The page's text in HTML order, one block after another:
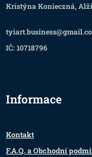
Kristýna Konieczná,
IČ: 10718796
Informace
Kontakt
F.A.Q. a Obchodní